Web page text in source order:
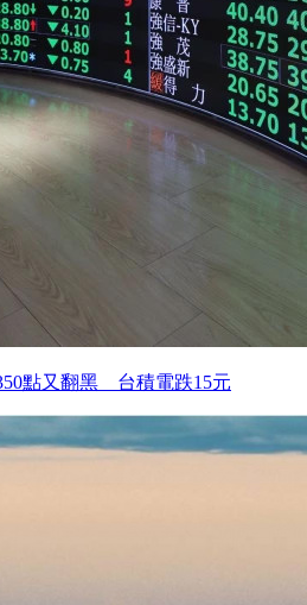
點又翻黑 台積電跌15元